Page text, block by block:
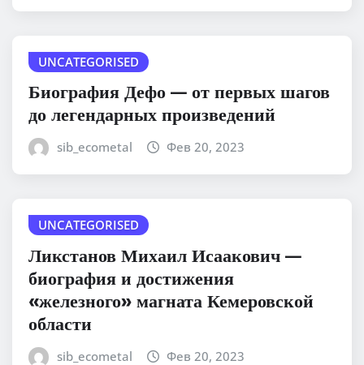
UNCATEGORISED
Биография Дефо — от первых шагов
до легендарных произведений
sib_ecometal Фев 20, 2023
UNCATEGORISED
Ликстанов Михаил Исаакович —
биография и достижения
«железного» магната Кемеровской
области
sib_ecometal Фев 20, 2023